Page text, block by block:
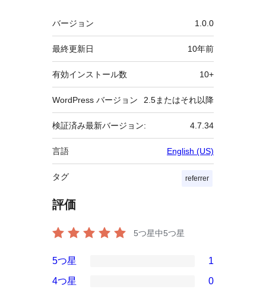
メ
タ
バージョン 1.0.0
最終更新日 10年前
有効インストール数 10+
WordPress バージョン 2.5またはそれ以降
検証済み最新バージョン: 4.7.34
言語 English (US)
タグ referrer
評価
5つ星中5つ星
5-
5つ星 1
4つ星 0